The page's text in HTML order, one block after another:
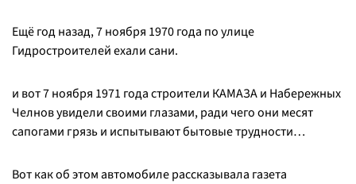
Ещё год назад, 7 ноября 1970 года по улице
Гидростроителей ехали сани.
и вот 7 ноября 1971 года строители КАМАЗА и Набережных
Челнов увидели своими глазами, ради чего они месят
сапогами грязь и испытывают бытовые трудности…
Вот как об этом автомобиле рассказывала газета